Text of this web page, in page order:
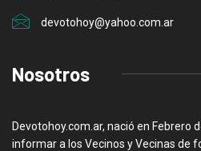
devotohoy@yahoo.com.ar
Nosotros
Devotohoy.com.ar, nació en Febrero
informar a los Vecinos y Vecinas de